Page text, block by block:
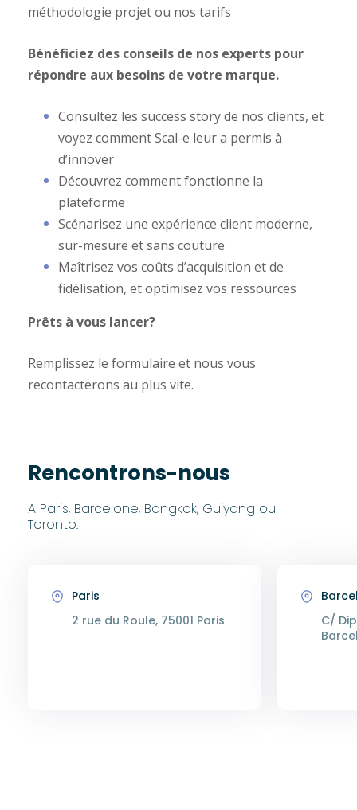
méthodologie projet ou nos tarifs
Bénéficiez des conseils de nos experts pour
répondre aux besoins de votre marque.
Consultez les success story de nos clients, et
voyez comment Scal-e leur a permis à
d’innover
Découvrez comment fonctionne la
plateforme
Scénarisez une expérience client moderne,
sur-mesure et sans couture
Maîtrisez vos coûts d’acquisition et de
fidélisation, et optimisez vos ressources
Prêts à vous lancer?
Remplissez le formulaire et nous vous
recontacterons au plus vite.
Rencontrons-nous
A Paris, Barcelone, Bangkok, Guiyang ou
Toronto.
Paris
2 rue du Roule, 75001 Paris
C/